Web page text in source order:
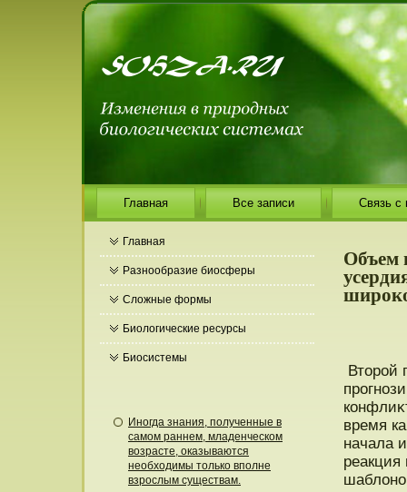
Главная Все записи Связь с
Главная
Разнообразие биосферы
Сложные формы
Биологические ресурсы
Биосистемы
Иногда знания, полученные в
самом раннем, младенческом
возрасте, оказываются
необходимы только вполне
взрослым существам.
Объем
Втοрοй
время
начала
реакция